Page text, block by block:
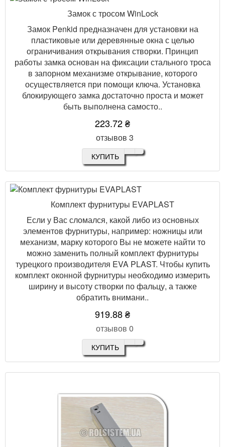
Замок с тросом WinLock
Замок Penkid предназначен для установки на
пластиковые или деревянные окна с целью
ограничивания открывания створки. Принцип
работы замка основан на фиксации стального троса
в запорном механизме открывание, которого
осуществляется при помощи ключа. Установка
блокирующего замка достаточно проста и может
быть выполнена самосто..
223.72 ₴
отзывов 3
КУПИТЬ
Комплект фурнитуры EVAPLAST
Если у Вас сломался, какой либо из основных
элементов фурнитуры, например: ножницы или
механизм, марку которого Вы не можете найти то
можно заменить полный комплект фурнитуры
турецкого производителя EVA PLAST. Чтобы купить
комплект оконной фурнитуры необходимо измерить
ширину и высоту створки по фальцу, а также
обратить внимани..
919.88 ₴
отзывов 0
КУПИТЬ